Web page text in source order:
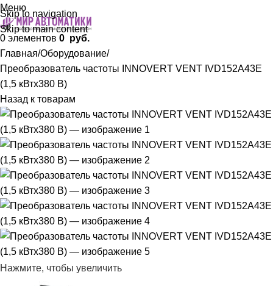
Skip to navigation
Skip to main content
Меню
0 элементов 0 руб.
Главная Оборудование
Преобразователь частоты INNOVERT VENT IVD152A43E
(1,5 кВтx380 В)
Назад к товарам
Нажмите, чтобы увеличить